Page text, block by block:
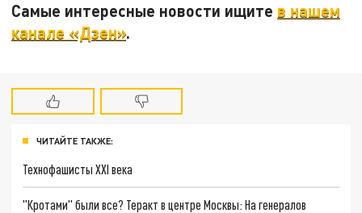
Самые интересные новости ищите в нашем
канале «Дзен».
ЧИТАЙТЕ ТАКЖЕ:
Технофашисты XXI века
"Кротами" были все? Теракт в центре Москвы: На генералов